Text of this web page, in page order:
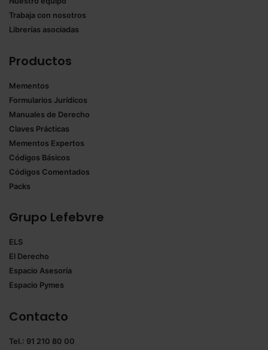
Trabaja con nosotros
Librerías asociadas
Productos
Mementos
Formularios Jurídicos
Manuales de Derecho
Claves Prácticas
Mementos Expertos
Códigos Básicos
Códigos Comentados
Packs
Grupo Lefebvre
ELS
El Derecho
Espacio Asesoría
Espacio Pymes
Contacto
Tel.: 91 210 80 00